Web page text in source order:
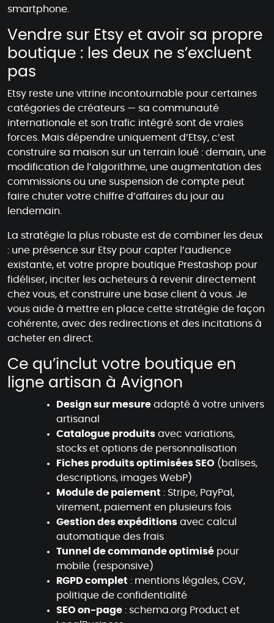
smartphone.
Vendre sur Etsy et avoir sa propre
boutique : les deux ne s’excluent
pas
Etsy reste une vitrine incontournable pour certaines
catégories de créateurs — sa communauté
internationale et son trafic intégré sont de vraies
forces. Mais dépendre uniquement d’Etsy, c’est
construire sa maison sur un terrain loué : demain, une
modification de l’algorithme, une augmentation des
commissions ou une suspension de compte peut
faire chuter votre chiffre d’affaires du jour au
lendemain.
La stratégie la plus robuste est de combiner les deux
: une présence sur Etsy pour capter l’audience
existante, et votre propre boutique Prestashop pour
fidéliser, inciter les acheteurs à revenir directement
chez vous, et construire une base client à vous. Je
vous aide à mettre en place cette stratégie de façon
cohérente, avec des redirections et des incitations à
acheter en direct.
Ce qu’inclut votre boutique en
ligne artisan à Avignon
Design sur mesure adapté à votre univers
artisanal
Catalogue produits avec variations,
stocks et options de personnalisation
Fiches produits optimisées SEO (balises,
descriptions, images WebP)
Module de paiement : Stripe, PayPal,
virement, paiement en plusieurs fois
Gestion des expéditions avec calcul
automatique des frais
Tunnel de commande optimisé pour
mobile (responsive)
RGPD complet : mentions légales, CGV,
politique de confidentialité
SEO on-page : schema.org Product et